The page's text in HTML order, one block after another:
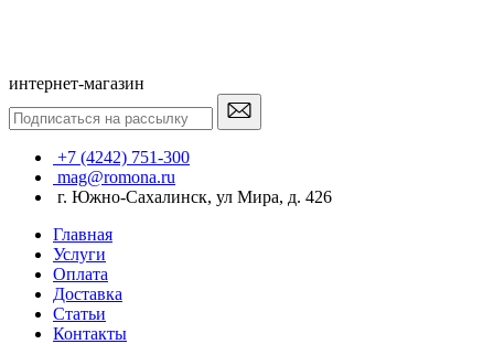
интернет-магазин
+7 (4242) 751-300
mag@romona.ru
г. Южно-Сахалинск, ул Мира, д. 426
Главная
Услуги
Оплата
Доставка
Статьи
Контакты